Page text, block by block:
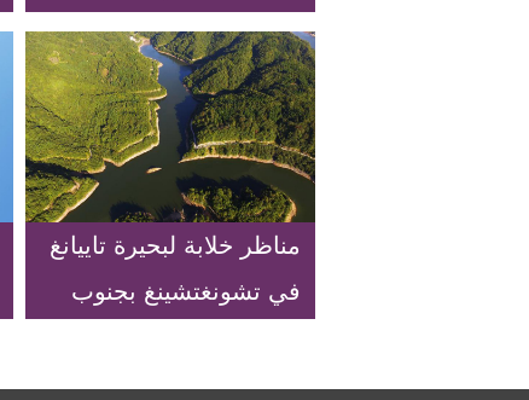
الأميركية واشنطن
مناظر خلابة لبحيرة تاييانغ
في تشونغتشينغ بجنوب